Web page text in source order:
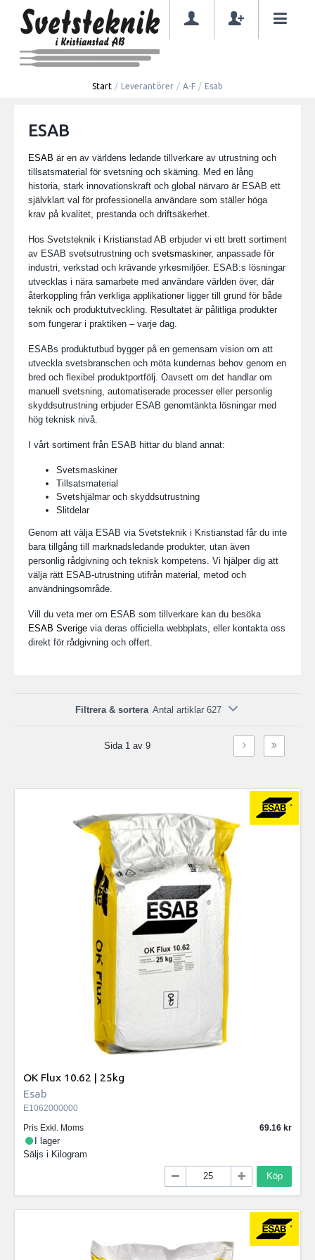
Start / Leverantörer / A-F / Esab
ESAB
ESAB är en av världens ledande tillverkare av utrustning och
tillsatsmaterial för svetsning och skärning. Med en lång
historia, stark innovationskraft och global närvaro är ESAB ett
självklart val för professionella användare som ställer höga
krav på kvalitet, prestanda och driftsäkerhet.
Hos Svetsteknik i Kristianstad AB erbjuder vi ett brett sortiment
av ESAB svetsutrustning och svetsmaskiner, anpassade för
industri, verkstad och krävande yrkesmiljöer. ESAB:s lösningar
utvecklas i nära samarbete med användare världen över, där
återkoppling från verkliga applikationer ligger till grund för både
teknik och produktutveckling. Resultatet är pålitliga produkter
som fungerar i praktiken – varje dag.
ESABs produktutbud bygger på en gemensam vision om att
utveckla svetsbranschen och möta kundernas behov genom en
bred och flexibel produktportfölj. Oavsett om det handlar om
manuell svetsning, automatiserade processer eller personlig
skyddsutrustning erbjuder ESAB genomtänkta lösningar med
hög teknisk nivå.
I vårt sortiment från ESAB hittar du bland annat:
Svetsmaskiner
Tillsatsmaterial
Svetshjälmar och skyddsutrustning
Slitdelar
Genom att välja ESAB via Svetsteknik i Kristianstad får du inte
bara tillgång till marknadsledande produkter, utan även
personlig rådgivning och teknisk kompetens. Vi hjälper dig att
välja rätt ESAB-utrustning utifrån material, metod och
användningsområde.
Vill du veta mer om ESAB som tillverkare kan du besöka
ESAB Sverige via deras officiella webbplats, eller kontakta oss
direkt för rådgivning och offert.
Filtrera & sortera Antal artiklar 627
Sida 1 av 9
OK Flux 10.62 | 25kg
Esab
E1062000000
Pris Exkl. Moms
69.16
I lager
Säljs i Kilogram
Köp